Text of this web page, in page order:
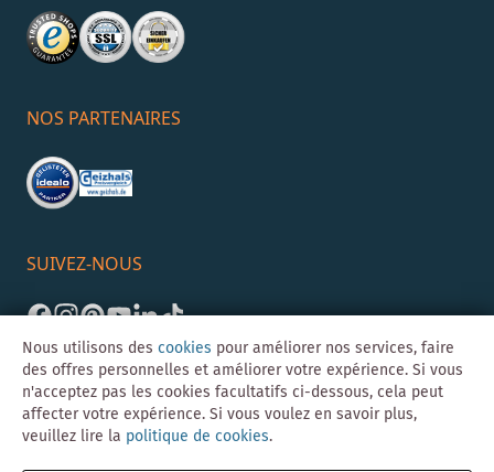
NOS PARTENAIRES
SUIVEZ-NOUS
Nous utilisons des cookies pour améliorer nos services, faire
des offres personnelles et améliorer votre expérience. Si vous
n'acceptez pas les cookies facultatifs ci-dessous, cela peut
affecter votre expérience. Si vous voulez en savoir plus,
veuillez lire la politique de cookies.